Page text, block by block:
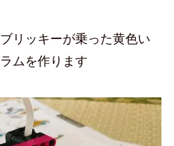
リッキーが乗った黄色い
ムを作ります